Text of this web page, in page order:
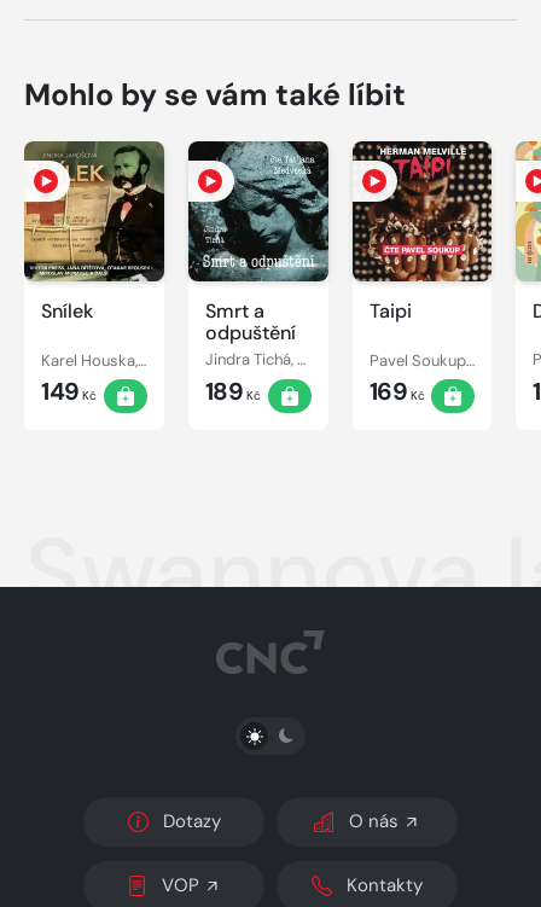
Mohlo by se vám také líbit
Snílek
Karel Houska, Otakar Brousek, Jindřiška Jarošová, Jana Dítětová, Viktor Preiss, Josef Chvalina, Miroslav Masopust, Petr Svojtka, Miroslav Moravec
149 Kč
Smrt a
odpuštění
Jindra Tichá, Taťjana Medvecká
189 Kč
Taipi
Pavel Soukup, Herman Melville
169 Kč
Swannova
PŘEPNOUT SVĚTLÝ/TMAVÝ REŽIM
Dotazy O nás
VOP Kontakty